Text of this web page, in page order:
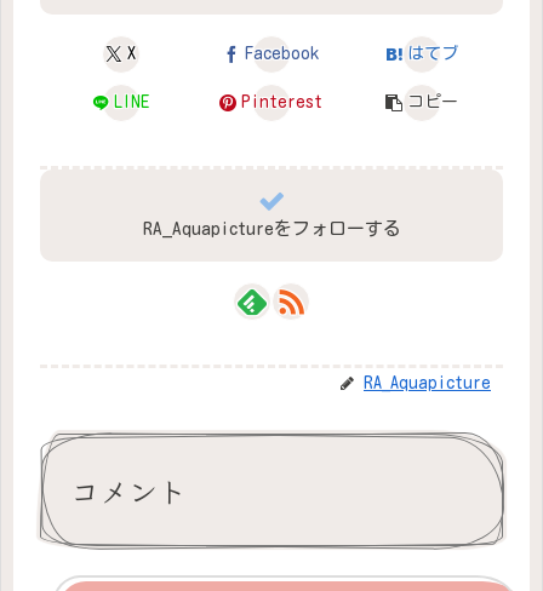
X Facebook はてブ
LINE Pinterest コピー
RA_Aquapictureをフォローする
RA_Aquapicture
コメント